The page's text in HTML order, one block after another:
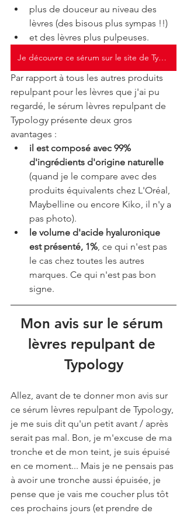
plus de douceur au niveau des
lèvres (des bisous plus sympas !!)
et des lèvres plus pulpeuses.
Je découvre ce sérum sur le site de Typology
Par rapport à tous les autres produits
repulpant pour les lèvres que j'ai pu
regardé, le sérum lèvres repulpant de
Typology présente deux gros
avantages :
il est composé avec 99%
d'ingrédients d'origine naturelle
(quand je le compare avec des
produits équivalents chez L'Oréal,
Maybelline ou encore Kiko, il n'y a
pas photo).
le volume d'acide hyaluronique
est présenté, 1%, ce qui n'est pas
le cas chez toutes les autres
marques. Ce qui n'est pas bon
signe.
Mon avis sur le sérum
lèvres repulpant de
Typology
Allez, avant de te donner mon avis sur
ce sérum lèvres repulpant de Typology,
je me suis dit qu'un petit avant / après
serait pas mal. Bon, je m'excuse de ma
tronche et de mon teint, je suis épuisé
en ce moment... Mais je ne pensais pas
à avoir une tronche aussi épuisée, je
pense que je vais me coucher plus tôt
ces prochains jours (et prendre de